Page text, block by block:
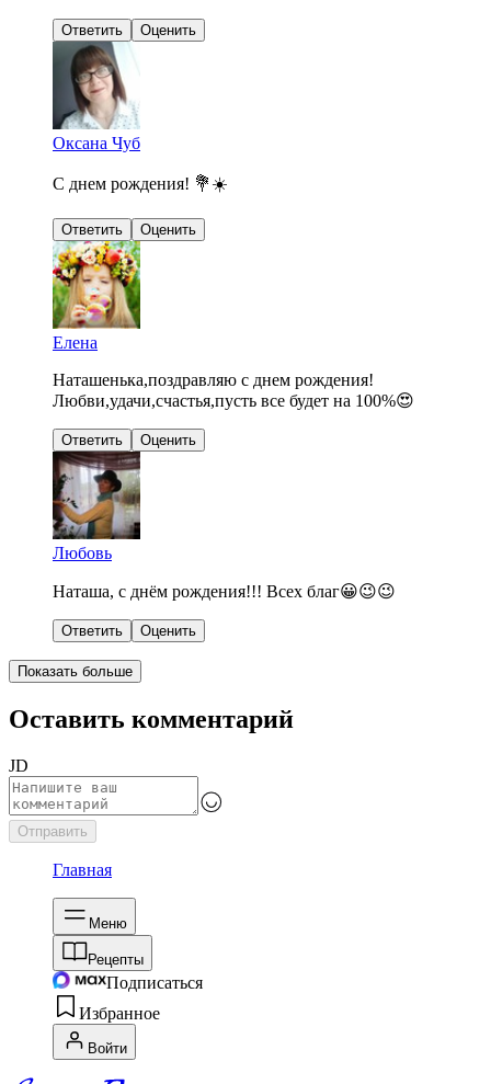
Ответить Оценить
Оксана Чуб
С днем рождения! 💐☀️
Ответить Оценить
Елена
Наташенька,поздравляю с днем рождения!
Любви,удачи,счастья,пусть все будет на 100%😍
Ответить Оценить
Любовь
Наташа, с днём рождения!!! Всех благ😀😉😉
Ответить Оценить
Показать больше
Оставить комментарий
JD
Отправить
Главная
Меню
Рецепты
Подписаться
Избранное
Войти